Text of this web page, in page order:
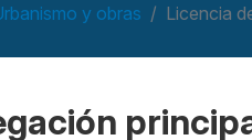
y obras Licencia